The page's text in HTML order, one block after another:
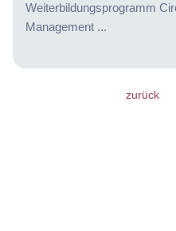
Weiterbildungsprogramm
Management ...
zurück